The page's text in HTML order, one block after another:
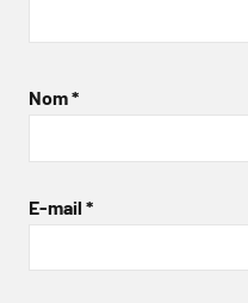
Nom*
E-mail *